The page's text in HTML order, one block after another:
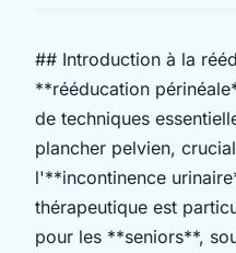
## Introduction à la
**rééducation
de techniques
plancher pelvien,
l'**incontinence
thérapeutique est
pour les **seniors**,